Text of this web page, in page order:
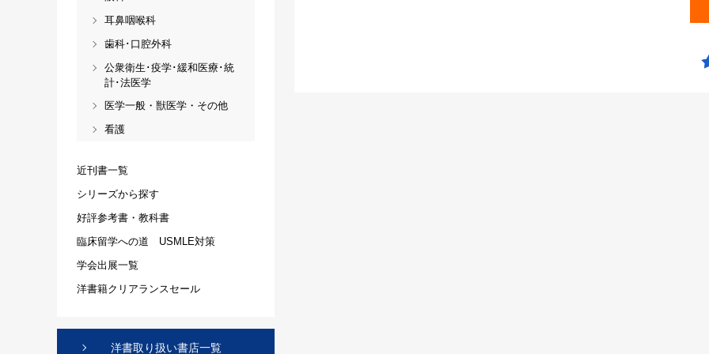
耳鼻咽喉科
歯科･口腔外科
公衆衛生･疫学･緩和医療･統
計･法医学
医学一般・獣医学・その他
看護
近刊書一覧
シリーズから探す
好評参考書・教科書
臨床留学への道 USMLE対策
学会出展一覧
洋書籍クリアランスセール
洋書取り扱い書店一覧